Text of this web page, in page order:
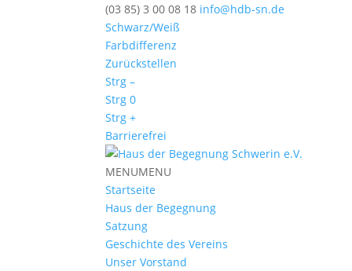
(03 85) 3 00 08 18 info@hdb-sn.de
Schwarz/Weiß
Farbdifferenz
Zurückstellen
Strg –
Strg 0
Strg +
Barrierefrei
MENUMENU
Startseite
Haus der Begegnung
Satzung
Geschichte des Vereins
Unser Vorstand